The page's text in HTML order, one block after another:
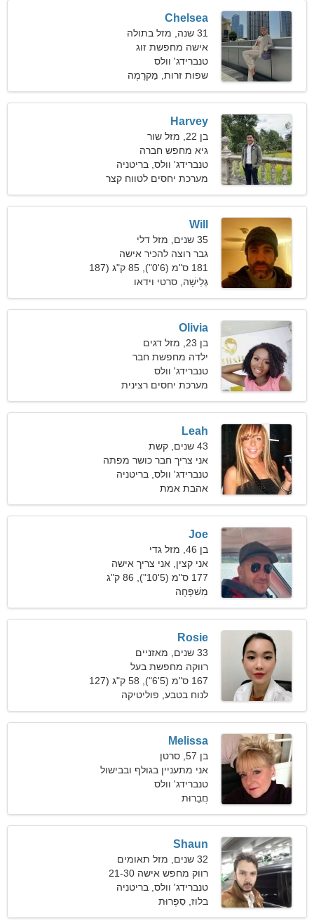
Chelsea
31 שנה, מזל בתולה
אישה מחפשת זוג
טנברידג' וולס
שפות זרות, מַקרָמֶה
Harvey
בן 22, מזל שור
גיא מחפש חברה
טנברידג' וולס, בריטניה
מערכת יחסים לטווח קצר
Will
35 שנים, מזל דלי
גבר רוצה להכיר אישה
181 ס"מ (6'0"), 85 ק"ג (187
פאונד)
גְלִישָׁה, סרטי וידאו
Olivia
בן 23, מזל דגים
ילדה מחפשת חבר
טנברידג' וולס
מערכת יחסים רצינית
Leah
43 שנים, קשת
אני צריך חבר כושר מפתה
טנברידג' וולס, בריטניה
אהבת אמת
Joe
בן 46, מזל גדי
אני קצין, אני צריך אישה
חיבה
177 ס"מ (5'10"), 86 ק"ג
(189 פאונד)
מִשׁפָּחָה
Rosie
33 שנים, מאזניים
רווקה מחפשת בעל
167 ס"מ (5'6"), 58 ק"ג (127
פאונד)
לנוח בטבע, פוליטיקה
ומשפטים
Melissa
בן 57, סרטן
אני מתעניין בגולף ובבישול
טנברידג' וולס
חֲבֵרוּת
Shaun
32 שנים, מזל תאומים
רווק מחפש אישה 21-30
טנברידג' וולס, בריטניה
בלוז, סִפְרוּת